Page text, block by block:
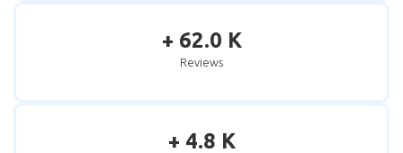
+ 62.0 K
Reviews
+ 4.8 K